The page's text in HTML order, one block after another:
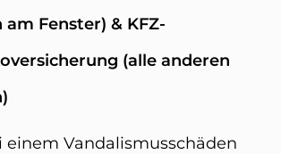
am Fenster) & KFZ-
(alle anderen
einem Vandalismusschäden